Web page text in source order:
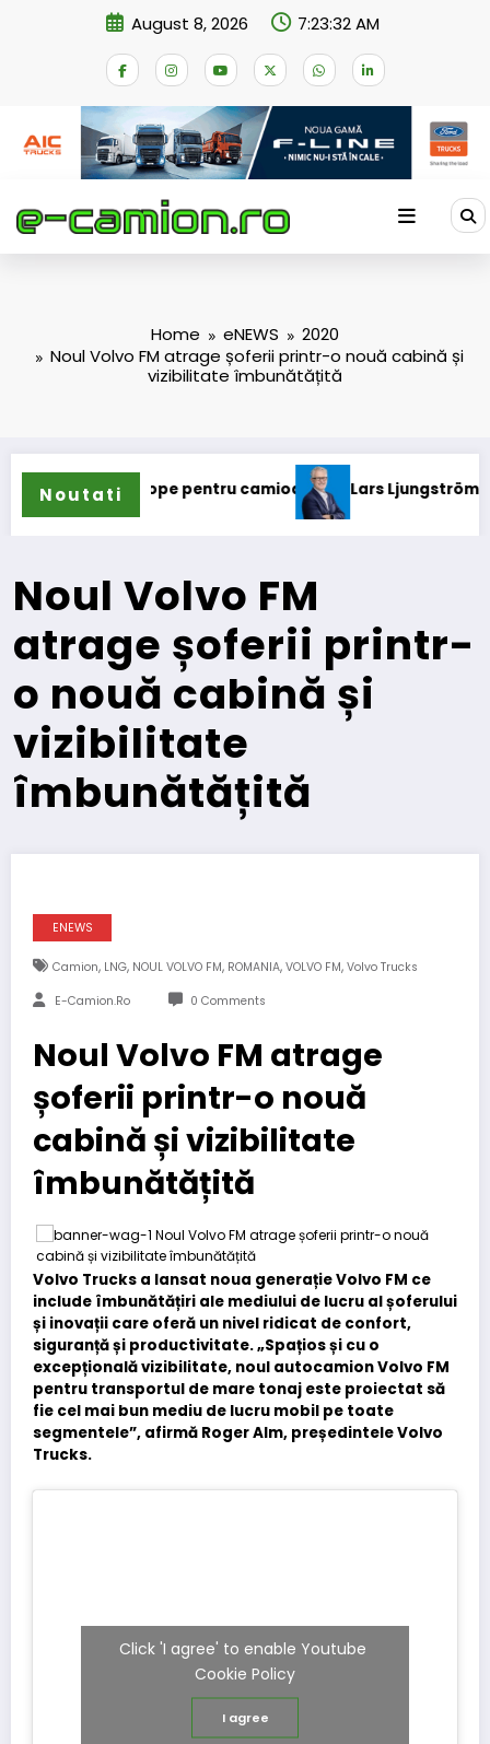
August 8, 2026 7:23:33 AM
Home eNEWS
2020
Noul Volvo FM atrage șoferii printr-o nouă cabină și
vizibilitate îmbunătățită
NoutatiLars Ljungström a fost numit director general
Noul Volvo FM
atrage șoferii printr-
o nouă cabină și
vizibilitate
îmbunătățită
ENEWS
Camion, LNG, NOUL VOLVO FM, ROMANIA, VOLVO FM, Volvo Trucks
E-Camion.ro 0 Comments
Noul Volvo FM atrage
șoferii printr-o nouă
cabină și vizibilitate
îmbunătățită
Volvo Trucks a lansat noua generație Volvo FM ce
include îmbunătățiri ale mediului de lucru al șoferului
și inovații care oferă un nivel ridicat de confort,
siguranță și productivitate. „Spațios și cu o
excepțională vizibilitate, noul autocamion Volvo FM
pentru transportul de mare tonaj este proiectat să
fie cel mai bun mediu de lucru mobil pe toate
segmentele”, afirmă Roger Alm, președintele Volvo
Trucks.
Click 'I agree' to enable Youtube
Cookie Policy
I agree